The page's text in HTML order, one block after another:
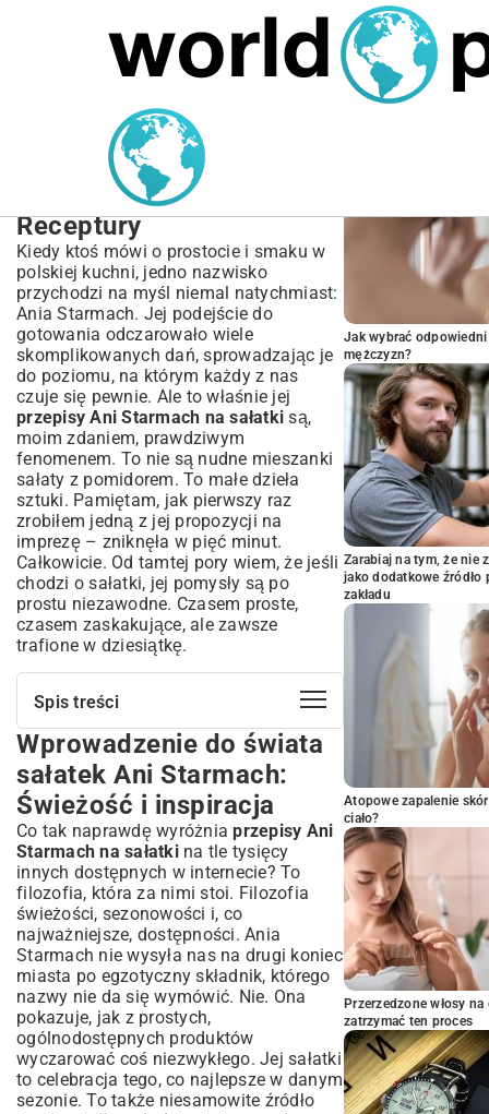
MARIUSZ ŁAMAGA 05.10.2025
Przepisy Ani Starmach na
sałatki – Inspiracje,
Sekrety i Najlepsze
Receptury
Kiedy ktoś mówi o prostocie i smaku w
polskiej kuchni, jedno nazwisko
przychodzi na myśl niemal natychmiast:
Ania Starmach. Jej podejście do
gotowania odczarowało wiele
skomplikowanych dań, sprowadzając je
do poziomu, na którym każdy z nas
czuje się pewnie. Ale to właśnie jej
przepisy Ani Starmach na sałatki są,
moim zdaniem, prawdziwym
fenomenem. To nie są nudne mieszanki
sałaty z pomidorem. To małe dzieła
sztuki. Pamiętam, jak pierwszy raz
zrobiłem jedną z jej propozycji na
imprezę – zniknęła w pięć minut.
Całkowicie. Od tamtej pory wiem, że jeśli
chodzi o sałatki, jej pomysły są po
prostu niezawodne. Czasem proste,
czasem zaskakujące, ale zawsze
trafione w dziesiątkę.
Spis treści
Wprowadzenie do świata sałatek Ani
Starmach: Świeżość i inspiracja
Różnorodność smaków: Sałatki Ani
Starmach na każdą okazję
Sałatki lekkie i orzeźwiające: Idealne na
upalne dni
Sycące propozycje: Sałatki z mięsem,
rybami i serami
Kuchnia wegetariańska i wegańska:
Bogactwo warzyw i dodatków
Klucz do doskonałości: Składniki i
autorskie dressingi Ani Starmach
Jak wybierać świeże produkty do sałatek?
Proste przepisy na sosy, które odmienią
Twoją sałatkę
Kultowe przepisy Ani Starmach, które
podbiły serca Polaków
Wprowadzenie do świata
sałatek Ani Starmach:
Świeżość i inspiracja
Co tak naprawdę wyróżniaprzepisy Ani
Starmach na sałatkina tle tysięcy
innych dostępnych w internecie? To
filozofia, która za nimi stoi. Filozofia
świeżości, sezonowości i, co
najważniejsze, dostępności. Ania
Starmach nie wysyła nas na drugi koniec
miasta po egzotyczny składnik, którego
nazwy nie da się wymówić. Nie. Ona
pokazuje, jak z prostych,
ogólnodostępnych produktów
wyczarować coś niezwykłego. Jej sałatki
to celebracja tego, co najlepsze w danym
sezonie. To także niesamowite źródło
Jak wybrać
mężczyzn?
Zarabiaj na tym, że nie
jako dodatkowe
zakładu
Atopowe zapalenie
ciało?
Przerzedzone włosy
zatrzymać ten proces